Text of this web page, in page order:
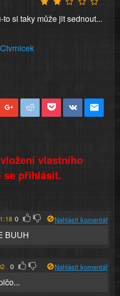
si taky může jit sednout...
vlastního
se přihlásit.
0 Nahlásit komentář
BUUH
0 Nahlásit komentář